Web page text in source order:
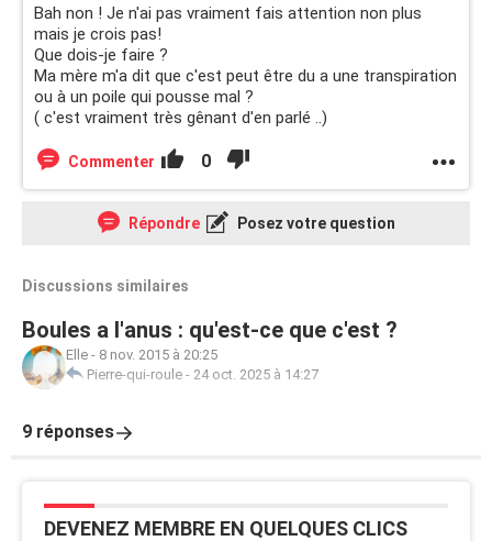
Bah non ! Je n'ai pas vraiment fais attention non plus
mais je crois pas!
Que dois-je faire ?
Ma mère m'a dit que c'est peut être du a une transpiration
ou à un poile qui pousse mal ?
( c'est vraiment très gênant d'en parlé ..)
Commenter 0
Répondre Posez votre question
Discussions similaires
Boules a l'anus : qu'est-ce que c'est ?
Elle - 8 nov. 2015 à 20:25
Pierre-qui-roule - 24 oct. 2025 à 14:27
9 réponses
DEVENEZ MEMBRE EN QUELQUES CLICS